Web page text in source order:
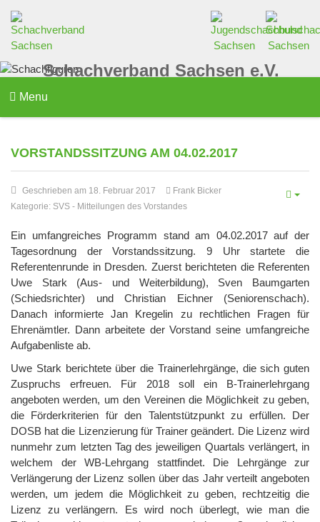
Schachverband Sachsen e.V.
Menu
VORSTANDSSITZUNG AM 04.02.2017
Geschrieben am 18. Februar 2017
Frank Bicker
Kategorie: SVS - Mitteilungen des Vorstandes
Ein umfangreiches Programm stand am 04.02.2017 auf der
Tagesordnung der Vorstandssitzung. 9 Uhr startete die
Referentenrunde in Dresden. Zuerst berichteten die Referenten
Uwe Stark (Aus- und Weiterbildung), Sven Baumgarten
(Schiedsrichter) und Christian Eichner (Seniorenschach).
Danach informierte Jan Kregelin zu rechtlichen Fragen für
Ehrenämtler. Dann arbeitete der Vorstand seine umfangreiche
Aufgabenliste ab.
Uwe Stark berichtete über die Trainerlehrgänge, die sich guten
Zuspruchs erfreuen. Für 2018 soll ein B-Trainerlehrgang
angeboten werden, um den Vereinen die Möglichkeit zu geben,
die Förderkriterien für den Talentstützpunkt zu erfüllen. Der
DOSB hat die Lizenzierung für Trainer geändert. Die Lizenz wird
nunmehr zum letzten Tag des jeweiligen Quartals verlängert, in
welchem der WB-Lehrgang stattfindet. Die Lehrgänge zur
Verlängerung der Lizenz sollen über das Jahr verteilt angeboten
werden, um jedem die Möglichkeit zu geben, rechtzeitig die
Lizenz zu verlängern. Es wird noch überlegt, wie man die